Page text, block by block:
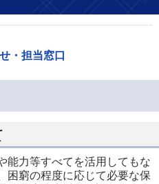
・担当窓口
力等すべてを活用してもな
困窮の程度に応じて必要な保